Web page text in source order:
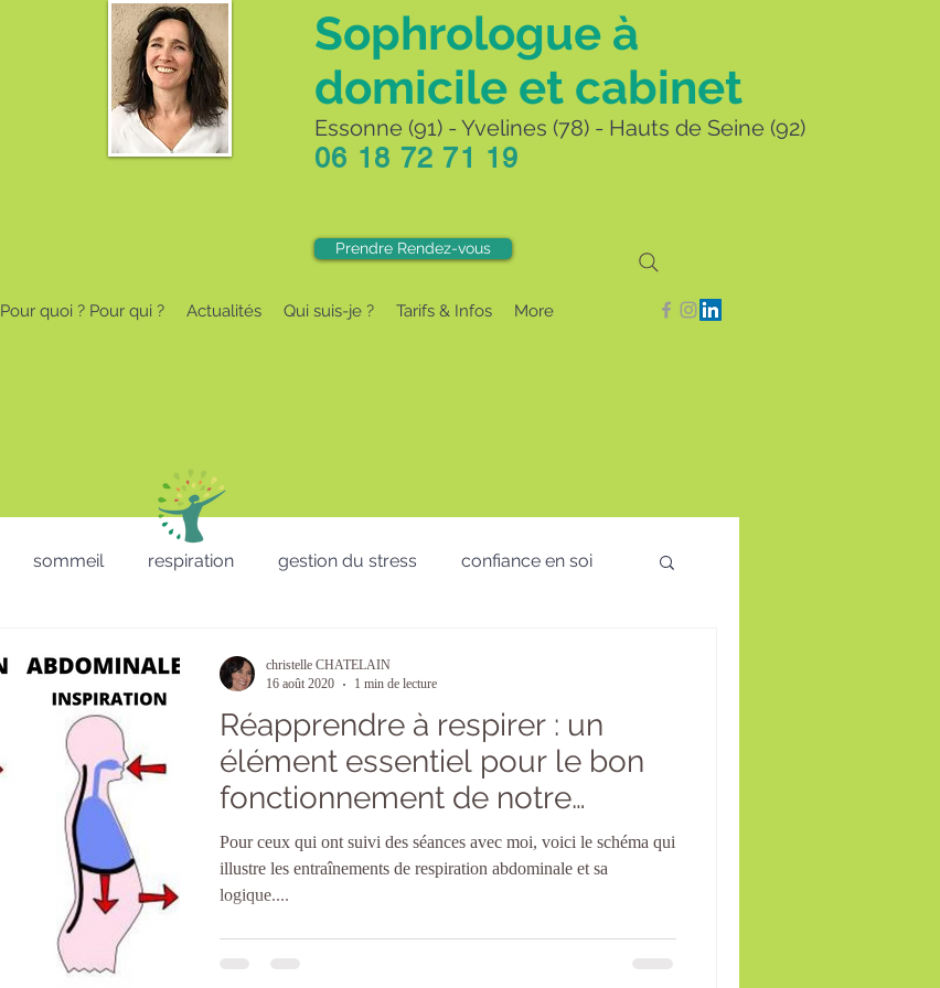
Sophrologue à
domicile et cabinet
Essonne (91) - Yvelines (78) - Hauts de Seine (92)
06 18 72 71 19
Prendre Rendez-vous
Pour quoi ? Pour qui ? Actualités Qui suis-je ? Tarifs & Infos More
sommeil respiration gestion du stress confiance en soi
Enfants lâcher prise télétravail visio
micro sieste
Réapprendre à respirer : un
élément essentiel pour le bon
fonctionnement de notre
organisme
Pour ceux qui ont suivi des séances avec moi, voici le schéma qui
illustre les entraînements de respiration abdominale et sa
logique....
christelle CHATELAIN
16 août 2020
1 min de lecture